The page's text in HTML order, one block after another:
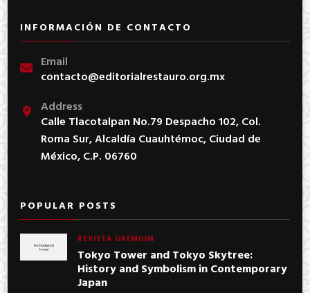
INFORMACIÓN DE CONTACTO
Email
contacto@editorialrestauro.org.mx
Address
Calle Tlacotalpan No.79 Despacho 102, Col.
Roma Sur, Alcaldía Cuauhtémoc, Ciudad de
México, C.P. 06760
POPULAR POSTS
REVISTA GREMIUM
Tokyo Tower and Tokyo Skytree:
History and Symbolism in Contemporary
Japan